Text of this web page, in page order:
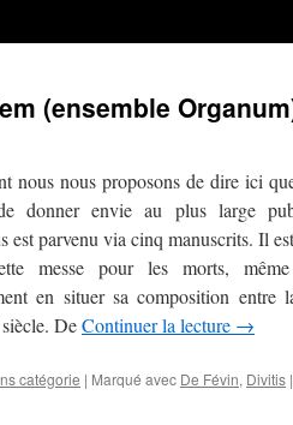
(ensemble
nous nous proposons de dire ici
donner envie au plus large
est parvenu via cinq manuscrits. Il
messe pour les morts,
en situer sa composition
DeContinuer la lecture →
catégorie | Marqué avec De Févin, Divitis |